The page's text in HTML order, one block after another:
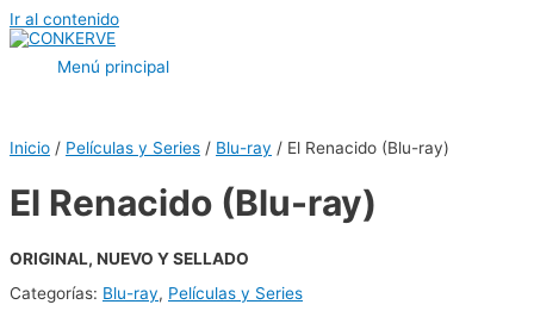
Ir al contenido
Menú principal
Inicio / Películas y Series / Blu-ray / El Renacido (Blu-ray)
El Renacido (Blu-ray)
ORIGINAL, NUEVO Y SELLADO
Categorías: Blu-ray, Películas y Series